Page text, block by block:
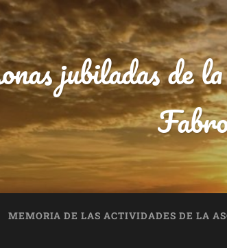
jubiladas
MEMORIA DE LAS ACTIVIDADES DE LA